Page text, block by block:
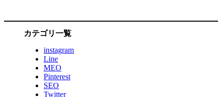
カテゴリ一覧
instagram
Line
MEO
Pinterest
SEO
Twitter